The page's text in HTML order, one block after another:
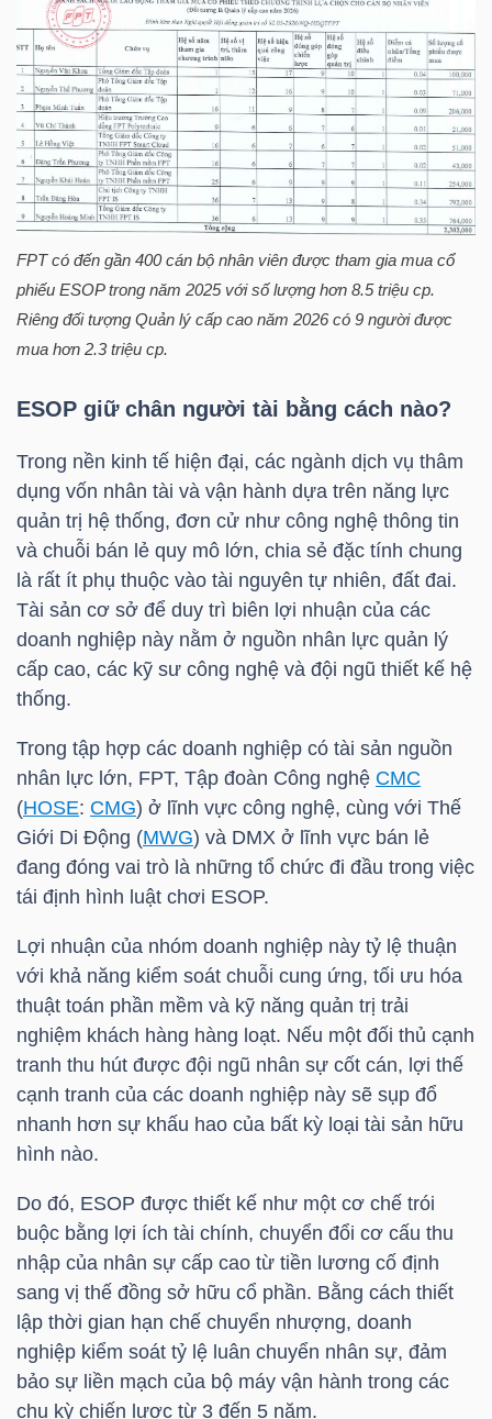
FPTcó đến gần 400 cán bộ nhân viên được tham gia mua cổ
phiếu ESOP trong năm 2025 với số lượng hơn 8.5 triệu cp.
Riêng đối tượng Quản lý cấp cao năm 2026 có 9 người được
mua hơn 2.3 triệu cp.
ESOP giữ chân người tài bằng cách nào?
Trong nền kinh tế hiện đại, các ngành dịch vụ thâm
dụng vốn nhân tài và vận hành dựa trên năng lực
quản trị hệ thống, đơn cử như công nghệ thông tin
và chuỗi bán lẻ quy mô lớn, chia sẻ đặc tính chung
là rất ít phụ thuộc vào tài nguyên tự nhiên, đất đai.
Tài sản cơ sở để duy trì biên lợi nhuận của các
doanh nghiệp này nằm ở nguồn nhân lực quản lý
cấp cao, các kỹ sư công nghệ và đội ngũ thiết kế hệ
thống.
Trong tập hợp các doanh nghiệp có tài sản nguồn
nhân lực lớn, FPT, Tập đoàn Công nghệ CMC
(HOSE: CMG) ở lĩnh vực công nghệ, cùng với Thế
Giới Di Động (MWG) và DMX ở lĩnh vực bán lẻ
đang đóng vai trò là những tổ chức đi đầu trong việc
tái định hình luật chơi ESOP.
Lợi nhuận của nhóm doanh nghiệp này tỷ lệ thuận
với khả năng kiểm soát chuỗi cung ứng, tối ưu hóa
thuật toán phần mềm và kỹ năng quản trị trải
nghiệm khách hàng hàng loạt. Nếu một đối thủ cạnh
tranh thu hút được đội ngũ nhân sự cốt cán, lợi thế
cạnh tranh của các doanh nghiệp này sẽ sụp đổ
nhanh hơn sự khấu hao của bất kỳ loại tài sản hữu
hình nào.
Do đó, ESOP được thiết kế như một cơ chế trói
buộc bằng lợi ích tài chính, chuyển đổi cơ cấu thu
nhập của nhân sự cấp cao từ tiền lương cố định
sang vị thế đồng sở hữu cổ phần. Bằng cách thiết
lập thời gian hạn chế chuyển nhượng, doanh
nghiệp kiểm soát tỷ lệ luân chuyển nhân sự, đảm
bảo sự liền mạch của bộ máy vận hành trong các
chu kỳ chiến lược từ 3 đến 5 năm.
TRÁI
CÔNG
CỤ
ĐẦU
TƯ
TRUY
DỮ
Ngành
(-)
VS-
SECTOR
NĂNG
LƯỢNG
NGUYÊN
VẬT
LIỆU
TIÊU
KHÔNG
THIẾT